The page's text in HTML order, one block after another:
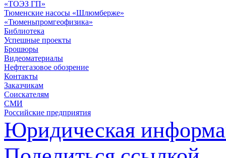
«ТОЭЗ ГП»
Тюменские насосы «Шлюмберже»
«Тюменьпромгеофизика»
Библиотека
Успешные проекты
Брошюры
Видеоматериалы
Нефтегазовое обозрение
Контакты
Заказчикам
Соискателям
СМИ
Российские предприятия
Юридическая